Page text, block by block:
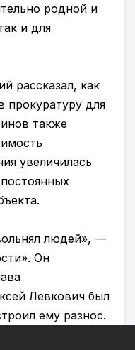
родной и
и для
рассказал, как
прокуратуру для
также
увеличилась
людей», —
Он
Левкович был
ему разнос.